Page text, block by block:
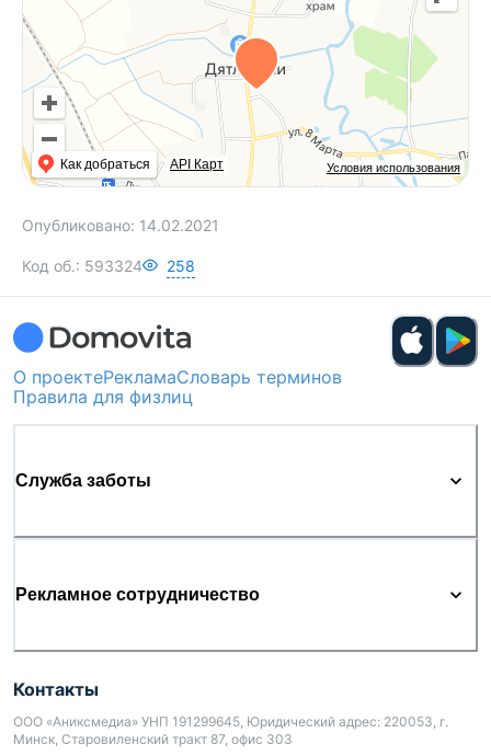
Условия использования
Как добраться API Карт
Опубликовано: 14.02.2021
Код об.: 593324 258
О проектеРекламаСловарь терминов
Правила для физлиц
Служба заботы
Рекламное сотрудничество
Контакты
ООО «Аниксмедиа» УНП 191299645, Юридический адрес: 220053, г.
Минск, Старовиленский тракт 87, офис 303